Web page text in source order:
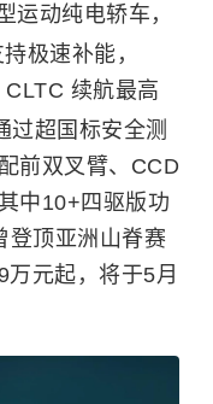
运动纯电轿车，
极速补能，
续航最高
过超国标安全测
前双叉臂、CCD
中10+四驱版功
登顶亚洲山脊赛
元起，将于5月